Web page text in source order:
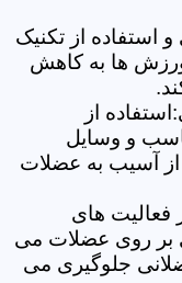
استفاده از تکنیک
ها به کاهش
از
و وسایل
از آسیب به عضلات
فعالیت های
بر روی عضلات می
جلوگیری می